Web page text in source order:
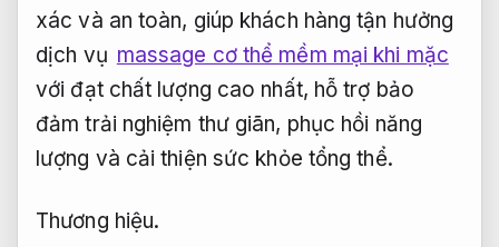
xác và an toàn, giúp khách hàng tận hưởng
dịch vụ massage cơ thể mềm mại khi mặc
với đạt chất lượng cao nhất, hỗ trợ bảo
đảm trải nghiệm thư giãn, phục hồi năng
lượng và cải thiện sức khỏe tổng thể.
Thương hiệu.